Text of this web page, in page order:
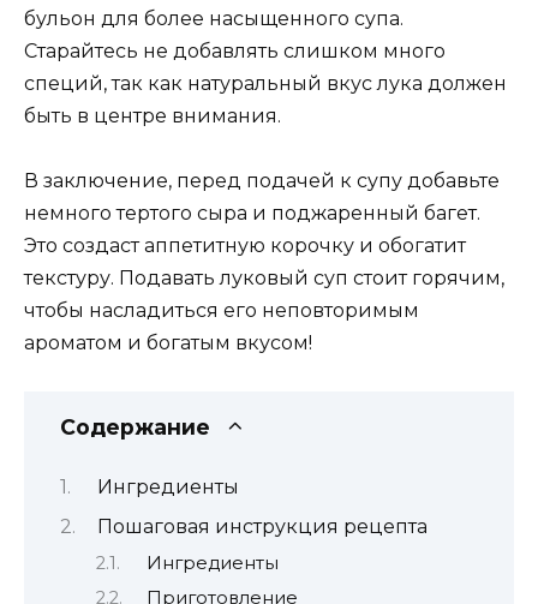
бульон для более насыщенного супа.
Старайтесь не добавлять слишком много
специй, так как натуральный вкус лука должен
быть в центре внимания.
В заключение, перед подачей к супу добавьте
немного тертого сыра и поджаренный багет.
Это создаст аппетитную корочку и обогатит
текстуру. Подавать луковый суп стоит горячим,
чтобы насладиться его неповторимым
ароматом и богатым вкусом!
Содержание
Ингредиенты
Пошаговая инструкция рецепта
Ингредиенты
Приготовление